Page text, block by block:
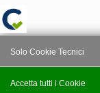
Accetta tutti i Cookie
Solo Cookie Tecnici
Salva